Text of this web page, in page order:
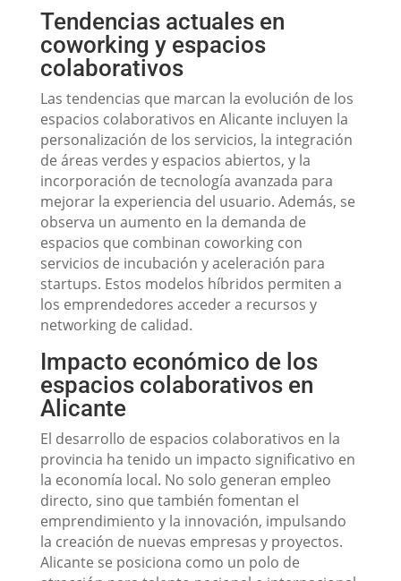
Tendencias actuales en
coworking y espacios
colaborativos
Las tendencias que marcan la evolución de los
espacios colaborativos en Alicante incluyen la
personalización de los servicios, la integración
de áreas verdes y espacios abiertos, y la
incorporación de tecnología avanzada para
mejorar la experiencia del usuario. Además, se
observa un aumento en la demanda de
espacios que combinan coworking con
servicios de incubación y aceleración para
startups. Estos modelos híbridos permiten a
los emprendedores acceder a recursos y
networking de calidad.
Impacto económico de los
espacios colaborativos en
Alicante
El desarrollo de espacios colaborativos en la
provincia ha tenido un impacto significativo en
la economía local. No solo generan empleo
directo, sino que también fomentan el
emprendimiento y la innovación, impulsando
la creación de nuevas empresas y proyectos.
Alicante se posiciona como un polo de